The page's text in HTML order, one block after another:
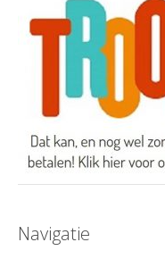
Navigatie